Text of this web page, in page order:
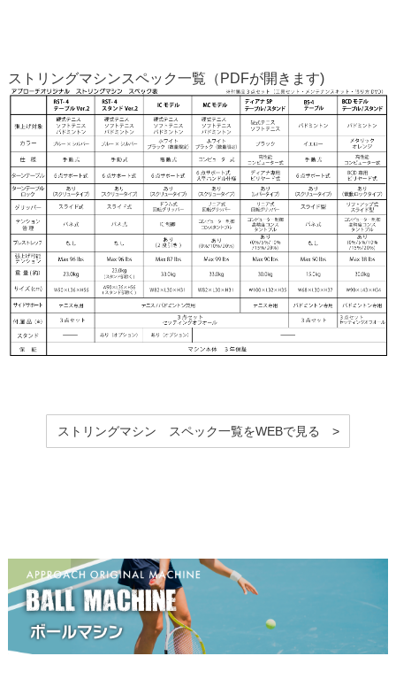
ストリングマシンスペック一覧（PDFが開きます)
ストリングマシン スペック一覧をWEBで見る >